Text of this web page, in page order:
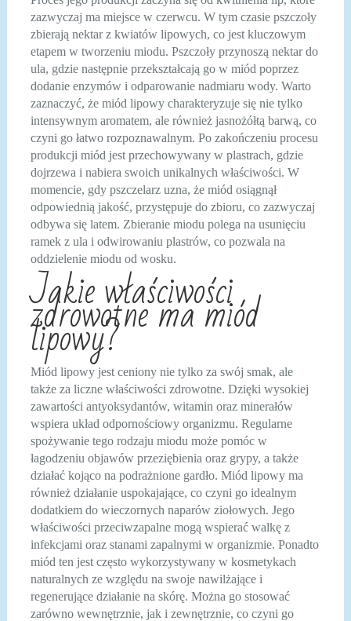
zazwyczaj ma miejsce w czerwcu. W tym czasie pszczoły
zbierają nektar z kwiatów lipowych, co jest kluczowym
etapem w tworzeniu miodu. Pszczoły przynoszą nektar do
ula, gdzie następnie przekształcają go w miód poprzez
dodanie enzymów i odparowanie nadmiaru wody. Warto
zaznaczyć, że miód lipowy charakteryzuje się nie tylko
intensywnym aromatem, ale również jasnożółtą barwą, co
czyni go łatwo rozpoznawalnym. Po zakończeniu procesu
produkcji miód jest przechowywany w plastrach, gdzie
dojrzewa i nabiera swoich unikalnych właściwości. W
momencie, gdy pszczelarz uzna, że miód osiągnął
odpowiednią jakość, przystępuje do zbioru, co zazwyczaj
odbywa się latem. Zbieranie miodu polega na usunięciu
ramek z ula i odwirowaniu plastrów, co pozwala na
oddzielenie miodu od wosku.
Jakie właściwości
zdrowotne ma miód
lipowy?
Miód lipowy jest ceniony nie tylko za swój smak, ale
także za liczne właściwości zdrowotne. Dzięki wysokiej
zawartości antyoksydantów, witamin oraz minerałów
wspiera układ odpornościowy organizmu. Regularne
spożywanie tego rodzaju miodu może pomóc w
łagodzeniu objawów przeziębienia oraz grypy, a także
działać kojąco na podrażnione gardło. Miód lipowy ma
również działanie uspokajające, co czyni go idealnym
dodatkiem do wieczornych naparów ziołowych. Jego
właściwości przeciwzapalne mogą wspierać walkę z
infekcjami oraz stanami zapalnymi w organizmie. Ponadto
miód ten jest często wykorzystywany w kosmetykach
naturalnych ze względu na swoje nawilżające i
regenerujące działanie na skórę. Można go stosować
zarówno wewnętrznie, jak i zewnętrznie, co czyni go